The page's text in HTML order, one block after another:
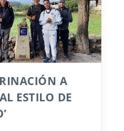
A
ESTILO DE